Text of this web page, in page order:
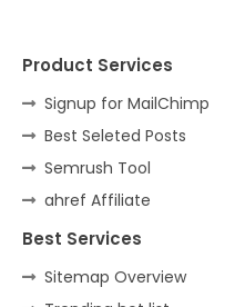
Product Services
Signup for MailChimp
Best Seleted Posts
Semrush Tool
ahref Affiliate
Best Services
Sitemap Overview